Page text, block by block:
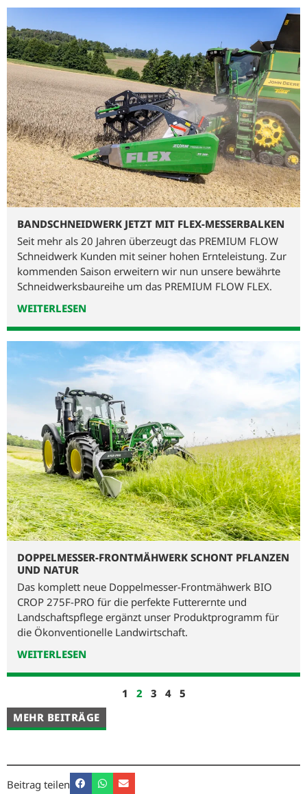
BANDSCHNEIDWERK JETZT MIT FLEX-MESSERBALKEN
Seit mehr als 20 Jahren überzeugt das PREMIUM FLOW
Schneidwerk Kunden mit seiner hohen Ernteleistung. Zur
kommenden Saison erweitern wir nun unsere bewährte
Schneidwerksbaureihe um das PREMIUM FLOW FLEX.
WEITERLESEN
DOPPELMESSER-FRONTMÄHWERK SCHONT PFLANZEN
UND NATUR
Das komplett neue Doppelmesser-Frontmähwerk BIO
CROP 275F-PRO für die perfekte Futterernte und
Landschaftspflege ergänzt unser Produktprogramm für
die Ökonventionelle Landwirtschaft.
WEITERLESEN
1 2 3 4
5
MEHR BEITRÄGE
Beitrag teilen